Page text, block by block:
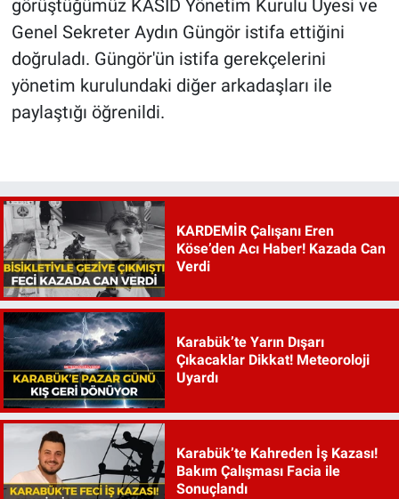
görüştüğümüz KASİD Yönetim Kurulu Üyesi ve
Genel Sekreter Aydın Güngör istifa ettiğini
doğruladı. Güngör'ün istifa gerekçelerini
yönetim kurulundaki diğer arkadaşları ile
paylaştığı öğrenildi.
KARDEMİR Çalışanı Eren
Köse’den Acı Haber! Kazada Can
Verdi
Karabük’te Yarın Dışarı
Çıkacaklar Dikkat! Meteoroloji
Uyardı
Karabük’te Kahreden İş Kazası!
Bakım Çalışması Facia ile
Sonuçlandı